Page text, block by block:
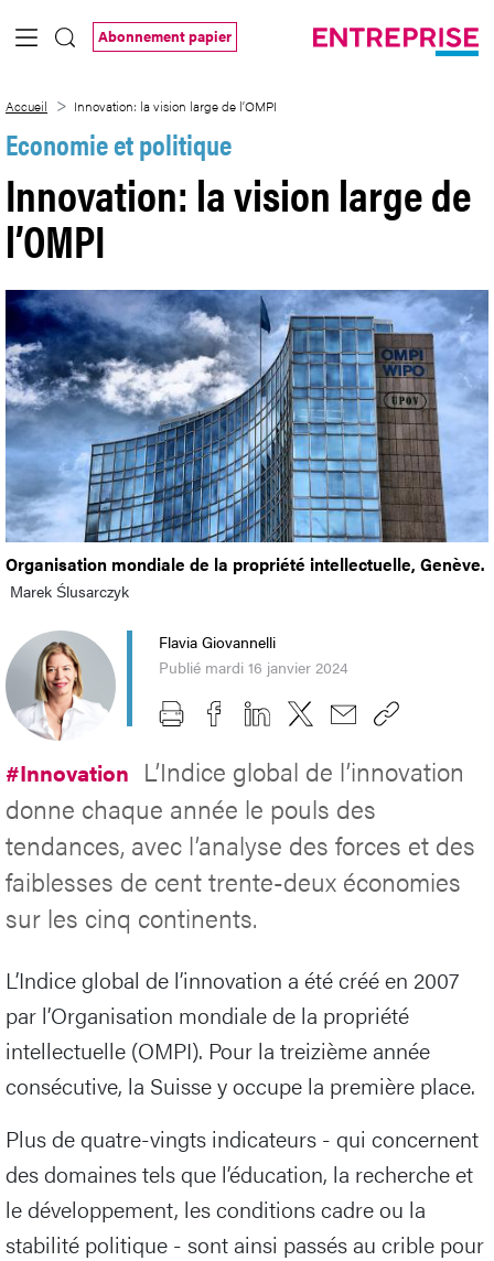
Saut au contenu principal
Abonnement papier
Accueil Innovation: la vision large de l’OMPI
Economie et politique
Innovation: la vision large de
l’OMPI
Organisation mondiale de la propriété intellectuelle, Genève.
Marek Ślusarczyk
Flavia Giovannelli
Publié mardi 16 janvier 2024
#Innovation L’Indice global de l’innovation
donne chaque année le pouls des
tendances, avec l’analyse des forces et des
faiblesses de cent trente-deux économies
sur les cinq continents.
L’Indice global de l’innovation a été créé en 2007
par l’Organisation mondiale de la propriété
intellectuelle (OMPI). Pour la treizième année
consécutive, la Suisse y occupe la première place.
Plus de quatre-vingts indicateurs - qui concernent
des domaines tels que l’éducation, la recherche et
le développement, les conditions cadre ou la
stabilité politique - sont ainsi passés au crible pour